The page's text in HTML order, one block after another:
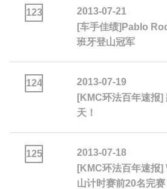
123
2013-07-21
[车手佳绩]Pablo
班牙登山冠军
124
2013-07-19
[KMC环法百年速报]
天！
125
2013-07-18
[KMC环法百年速报
山计时赛前20名完赛